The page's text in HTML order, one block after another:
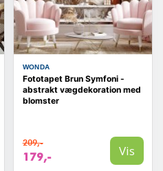
WONDA
Fototapet Brun Symfoni -
abstrakt vægdekoration med
blomster
209,-
179,- Vis